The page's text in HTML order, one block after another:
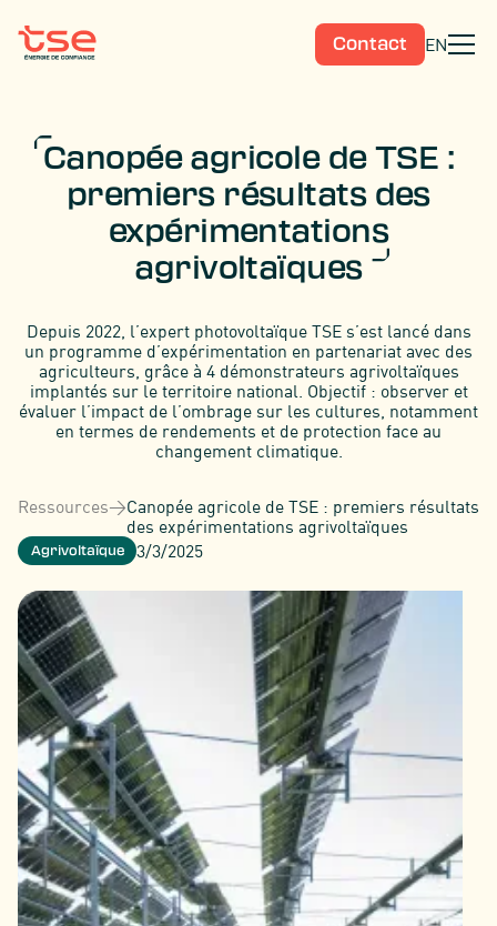
Contact EN
Canopée agricole de TSE :
premiers résultats des
expérimentations
agrivoltaïques
Depuis 2022, l’expert photovoltaïque TSE s’est lancé dans
un programme d’expérimentation en partenariat avec des
agriculteurs, grâce à 4 démonstrateurs agrivoltaïques
implantés sur le territoire national. Objectif : observer et
évaluer l’impact de l’ombrage sur les cultures, notamment
en termes de rendements et de protection face au
changement climatique.
Ressources>Canopée agricole de TSE : premiers résultats
des expérimentations agrivoltaïques
Agrivoltaïque 3/3/2025